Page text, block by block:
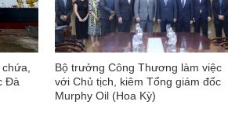
Đà
Bộ trưởng Công Thương làm việc
với Chủ tịch, kiêm Tổng giám đốc
Murphy Oil (Hoa Kỳ)